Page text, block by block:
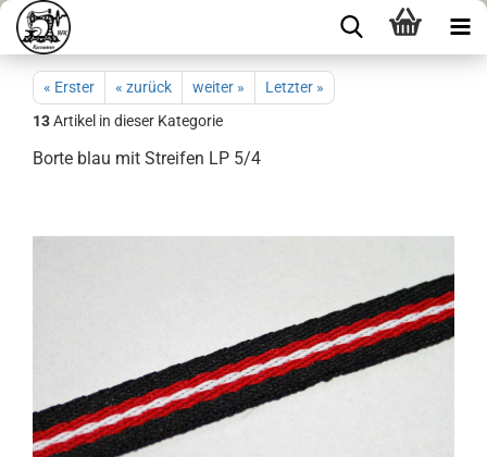
« Erster « zurück weiter »
Letzter »
13Artikel in dieser Kategorie
Borte blau mit Streifen LP 5/4